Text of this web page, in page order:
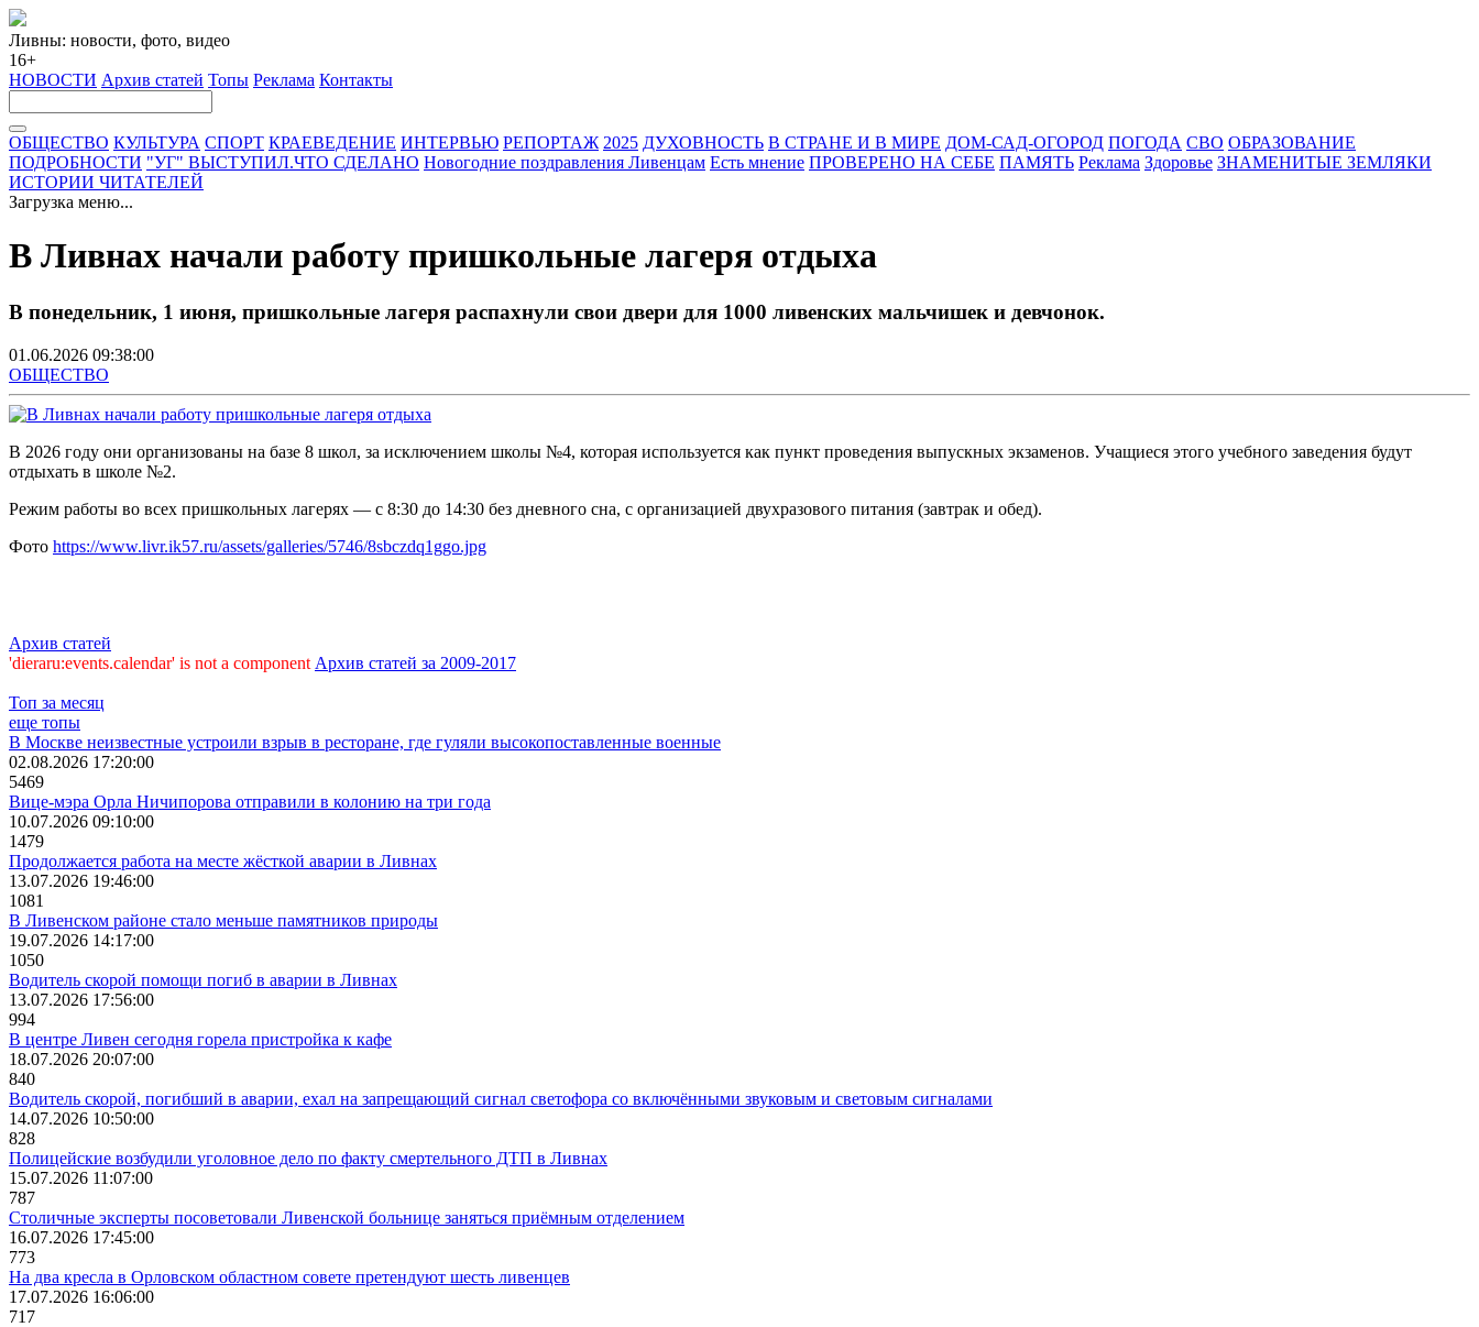
Ливны: новости, фото, видео
16+
НОВОСТИ Архив статей Топы Реклама Контакты
ОБЩЕСТВО КУЛЬТУРА СПОРТ КРАЕВЕДЕНИЕ ИНТЕРВЬЮ РЕПОРТАЖ 2025 ДУХОВНОСТЬ В СТРАНЕ И В МИРЕ ДОМ-САД-ОГОРОД ПОГОДА СВО ОБРАЗОВАНИЕ
ПОДРОБНОСТИ "УГ" ВЫСТУПИЛ.ЧТО СДЕЛАНО Новогодние поздравления Ливенцам Есть мнение ПРОВЕРЕНО НА СЕБЕ ПАМЯТЬ Реклама Здоровье ЗНАМЕНИТЫЕ ЗЕМЛЯКИ
ИСТОРИИ ЧИТАТЕЛЕЙ
Загрузка меню...
В Ливнах начали работу пришкольные лагеря отдыха
В понедельник, 1 июня, пришкольные лагеря распахнули свои двери для 1000 ливенских мальчишек и девчонок.
01.06.2026 09:38:00
ОБЩЕСТВО
В 2026 году они организованы на базе 8 школ, за исключением школы №4, которая используется как пункт проведения выпускных экзаменов. Учащиеся этого учебного заведения будут
отдыхать в школе №2.
Режим работы во всех пришкольных лагерях — с 8:30 до 14:30 без дневного сна, с организацией двухразового питания (завтрак и обед).
Фото https://www.livr.ik57.ru/assets/galleries/5746/8sbczdq1ggo.jpg
Архив статей
'dieraru:events.calendar' is not a component Архив статей за 2009-2017
Топ за месяц
еще топы
В Москве неизвестные устроили взрыв в ресторане, где гуляли высокопоставленные военные
02.08.2026 17:20:00
5469
Вице-мэра Орла Ничипорова отправили в колонию на три года
10.07.2026 09:10:00
1479
Продолжается работа на месте жёсткой аварии в Ливнах
13.07.2026 19:46:00
1081
В Ливенском районе стало меньше памятников природы
19.07.2026 14:17:00
1050
Водитель скорой помощи погиб в аварии в Ливнах
13.07.2026 17:56:00
994
В центре Ливен сегодня горела пристройка к кафе
18.07.2026 20:07:00
840
Водитель скорой, погибший в аварии, ехал на запрещающий сигнал светофора со включёнными звуковым и световым сигналами
14.07.2026 10:50:00
828
Полицейские возбудили уголовное дело по факту смертельного ДТП в Ливнах
15.07.2026 11:07:00
787
Столичные эксперты посоветовали Ливенской больнице заняться приёмным отделением
16.07.2026 17:45:00
773
На два кресла в Орловском областном совете претендуют шесть ливенцев
17.07.2026 16:06:00
717